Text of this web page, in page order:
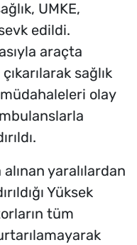
UMKE,
edildi.
araçta
sağlık
olay
yaralılardan
Yüksek
tüm